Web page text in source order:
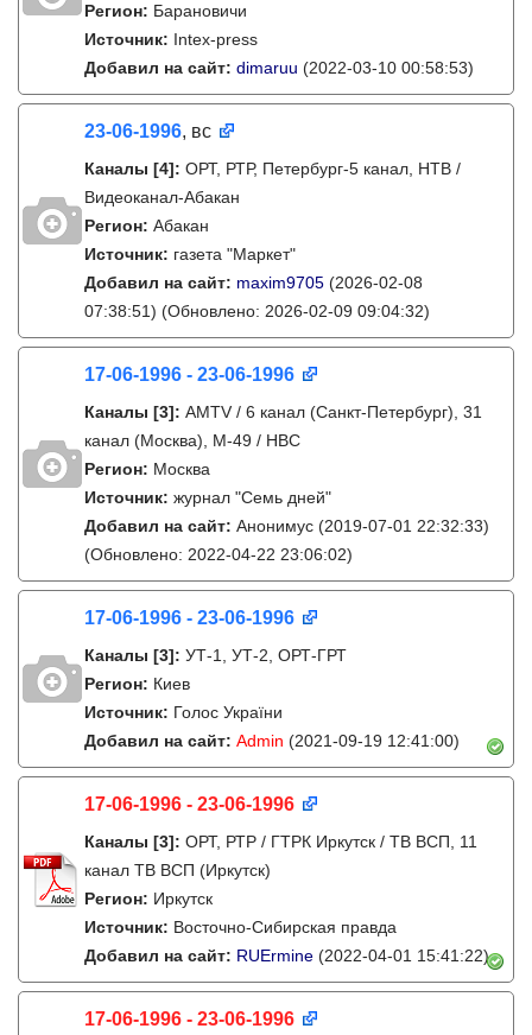
Регион: Барановичи
Источник: Intex-press
Добавил на сайт: dimaruu (2022-03-10 00:58:53)
23-06-1996, вс
Каналы [4]: ОРТ, РТР, Петербург-5 канал, НТВ /
Видеоканал-Абакан
Регион: Абакан
Источник: газета "Маркет"
Добавил на сайт: maxim9705 (2026-02-08
07:38:51) (Обновлено: 2026-02-09 09:04:32)
17-06-1996 - 23-06-1996
Каналы [3]: AMTV / 6 канал (Санкт-Петербург), 31
канал (Москва), М-49 / НВС
Регион: Москва
Источник: журнал "Семь дней"
Добавил на сайт: Анонимус (2019-07-01 22:32:33)
(Обновлено: 2022-04-22 23:06:02)
17-06-1996 - 23-06-1996
Каналы [3]: УТ-1, УТ-2, ОРТ-ГРТ
Регион: Киев
Источник: Голос України
Добавил на сайт: Admin (2021-09-19 12:41:00)
17-06-1996 - 23-06-1996
Каналы [3]: ОРТ, РТР / ГТРК Иркутск / ТВ ВСП, 11
канал ТВ ВСП (Иркутск)
Регион: Иркутск
Источник: Восточно-Сибирская правда
Добавил на сайт: RUErmine (2022-04-01 15:41:22)
17-06-1996 - 23-06-1996